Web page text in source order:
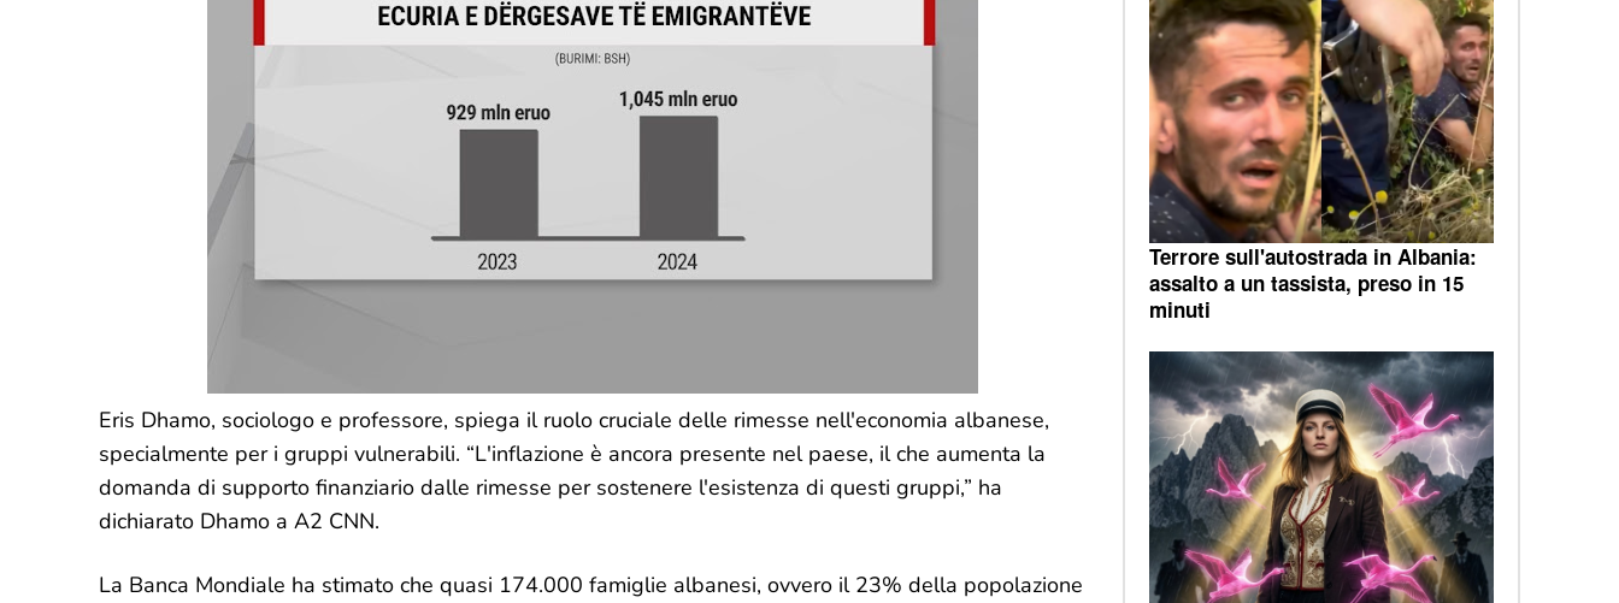
Eris Dhamo, sociologo e professore, spiega il ruolo cruciale delle rimesse nell'economia albanese,
specialmente per i gruppi vulnerabili. “L'inflazione è ancora presente nel paese, il che aumenta la
domanda di supporto finanziario dalle rimesse per sostenere l'esistenza di questi gruppi,” ha
dichiarato Dhamo a A2 CNN.
La Banca Mondiale ha stimato che quasi 174.000 famiglie albanesi, ovvero il 23% della popolazione
Terrore sull'autostrada in Albania:
assalto a un tassista, preso in 15
minuti